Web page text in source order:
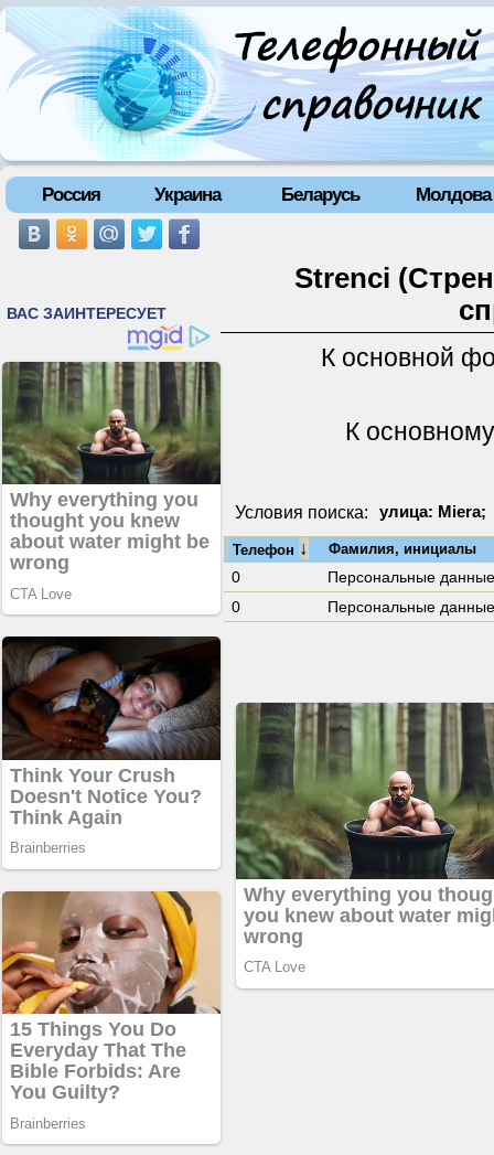
Россия Украина Беларусь Молдова
Strenci
К основной
К
Условия поиска: улица: Miera;
Телефон ↓ Фамилия, инициалы
0
Персональные данные
0
Персональные данные